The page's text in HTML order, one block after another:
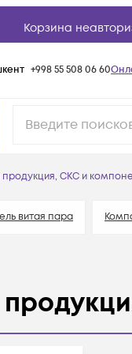
Корзина
+998 55 508 06 60
продукция, СКС и
витая пара